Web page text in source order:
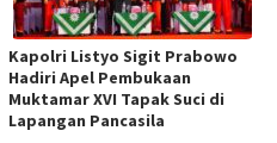
Kapolri Listyo Sigit Prabowo
Hadiri Apel Pembukaan
Muktamar XVI Tapak Suci di
Lapangan Pancasila